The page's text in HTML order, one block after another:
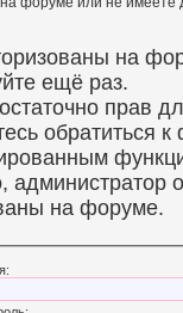
на
ещё раз.
прав
обратиться
администратор
на форуме.